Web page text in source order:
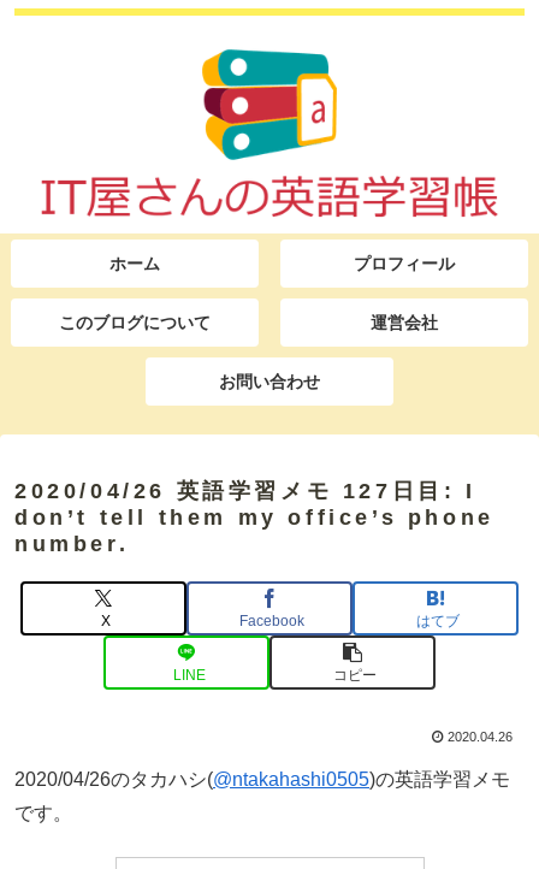
ホーム プロフィール
このブログについて 運営会社
お問い合わせ
2020/04/26 英語学習メモ 127日目: I
don’t tell them my office’s phone
number.
X Facebook はてブ
LINE コピー
2020.04.26
2020/04/26のタカハシ(@ntakahashi0505)の英語学習メモ
です。